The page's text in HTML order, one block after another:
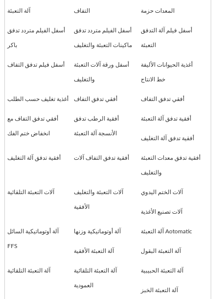
آلة التعبئة التفاف المعدات حزمة
أسفل الفيلم متردد تدفق
باكر
أسفل الفيلم متردد تدفق
ماكينات التعبئة والتغليف
أسفل فيلم آلة التدفق
التعبئة
أسفل فيلم تدفق التفاف أسفل ورقة آلات التعبئة
والتغليف
أغذية الحيوانات الأليفة
خط الانتاج
أغذية تغليف حسب الطلب أفقي تدفق التفاف أفقي تدفق التفاف
أفقي تدفق التفاف مع
انخفاض ختم الفك
أفقية الرطب تدفق
الأنسجة آلة التعبئة
أفقية تدفق آلة التعبئة
أفقية تدفق آلة التغليف
أفقية تدفق آلة التغليف أفقية تدفق التفاف آلات أفقية تدفق معدات التعبئة
والتغليف
آلات التعبئة التلقائية آلات التعبئة والتغليف
الأفقية
آلات الختم اليدوي
آلات تصنيع الأغذية
آلة أوتوماتيكية السائل
FFS
آلة أوتوماتيكية وزنها آلة التعبئة Aotomatic
آلة التعبئة الأفقية آلة التعبئة البقول
آلة التعبئة التلقائية آلة التعبئة التلقائية
العمودية
آلة التعبئة الحبيبية
آلة التعبئة الخبز